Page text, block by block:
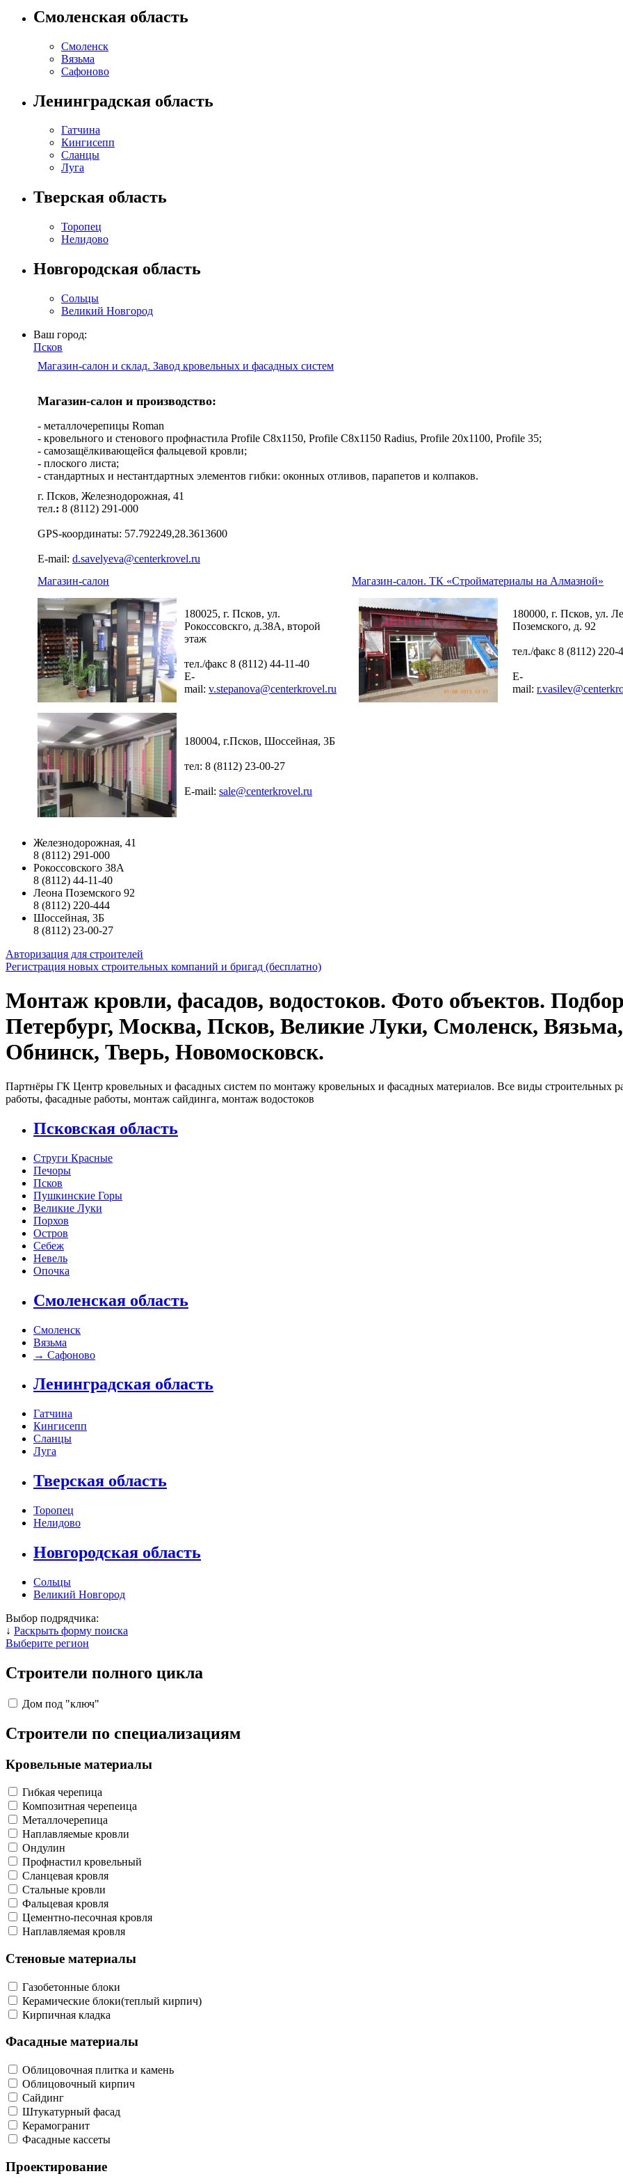
Смоленская область
Смоленск
Вязьма
Сафоново
Ленинградская область
Гатчина
Кингисепп
Сланцы
Луга
Тверская область
Торопец
Нелидово
Новгородская область
Сольцы
Великий Новгород
Ваш город:
Псков
Магазин-салон и склад. Завод кровельных и фасадных систем
Магазин-салон и производство:
- металлочерепицы Roman
- кровельного и стенового профнастила Profile C8х1150, Profile C8х1150 Radius, Profile 20x1100, Profile 35;
- самозащёлкивающейся фальцевой кровли;
- плоского листа;
- стандартных и нестантдартных элементов гибки: оконных отливов, парапетов и колпаков.
г. Псков, Железнодорожная, 41
тел.: 8 (8112) 291-000
GPS-координаты: 57.792249,28.3613600
E-mail: d.savelyeva@centerkrovel.ru
Магазин-салон
Магазин-салон. ТК «Стройматериалы на Алмазной»
180025, г. Псков, ул.
Рокоссовскго, д.38А, второй
этаж
тел./факс 8 (8112) 44-11-40
E-
mail: v.stepanova@centerkrovel.ru
180000, г. Псков, ул.
Поземского, д. 92
тел./факс 8 (8112) 220-
E-
mail:
180004, г.Псков, Шоссейная, 3Б
тел: 8 (8112) 23-00-27
E-mail: sale@centerkrovel.ru
Железнодорожная, 41
8 (8112) 291-000
Рокоссовского 38А
8 (8112) 44-11-40
Леона Поземского 92
8 (8112) 220-444
Шоссейная, 3Б
8 (8112) 23-00-27
Авторизация для строителей
Регистрация новых строительных компаний и бригад (бесплатно)
Монтаж кровли, фасадов, водостоков. Фото объектов.
Петербург, Москва, Псков, Великие Луки, Смоленск,
Обнинск, Тверь, Новомосковск.
Партнёры ГК Центр кровельных и фасадных систем по монтажу кровельных и фасадных материалов. Все виды строительных
работы, фасадные работы, монтаж сайдинга, монтаж водостоков
Псковская область
Струги Красные
Печоры
Псков
Пушкинские Горы
Великие Луки
Порхов
Остров
Себеж
Невель
Опочка
Смоленская область
Смоленск
Вязьма
→ Сафоново
Ленинградская область
Гатчина
Кингисепп
Сланцы
Луга
Тверская область
Торопец
Нелидово
Новгородская область
Сольцы
Великий Новгород
Выбор подрядчика:
↓ Раскрыть форму поиска
Выберите регион
Строители полного цикла
Дом под "ключ"
Строители по специализациям
Кровельные материалы
Гибкая черепица
Композитная черепеица
Металлочерепица
Наплавляемые кровли
Ондулин
Профнастил кровельный
Сланцевая кровля
Стальные кровли
Фальцевая кровля
Цементно-песочная кровля
Наплавляемая кровля
Стеновые материалы
Газобетонные блоки
Керамические блоки(теплый кирпич)
Кирпичная кладка
Фасадные материалы
Облицовочная плитка и камень
Облицовочный кирпич
Сайдинг
Штукатурный фасад
Керамогранит
Фасадные кассеты
Проектирование